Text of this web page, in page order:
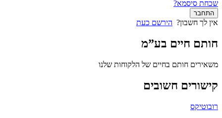
שכחת סיסמא?
התחבר
אין לך חשבון? הירשם כעת
חותם חיים בע”מ
משאירים חותם בחיים של הלקוחות שלנו
קישורים חשובים
רובוטיקס